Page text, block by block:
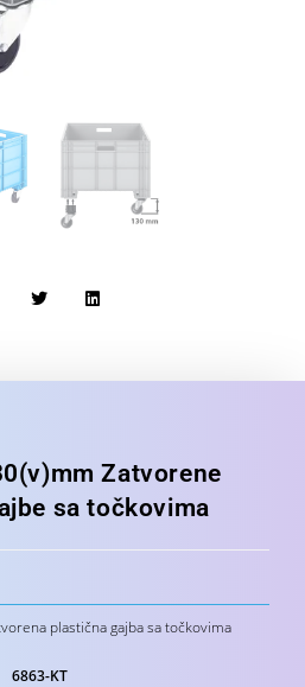
Zatvorene
sa točkovima
plastična gajba sa točkovima
6863-KT